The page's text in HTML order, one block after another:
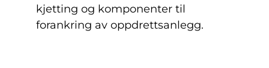
kjetting og komponenter til
forankring av oppdrettsanlegg.